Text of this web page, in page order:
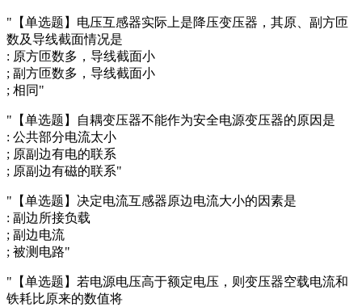
"【单选题】电压互感器实际上是降压变压器，其原、副方匝
数及导线截面情况是
: 原方匝数多，导线截面小
; 副方匝数多，导线截面小
; 相同"
"【单选题】自耦变压器不能作为安全电源变压器的原因是
: 公共部分电流太小
; 原副边有电的联系
; 原副边有磁的联系"
"【单选题】决定电流互感器原边电流大小的因素是
: 副边所接负载
; 副边电流
; 被测电路"
"【单选题】若电源电压高于额定电压，则变压器空载电流和
铁耗比原来的数值将